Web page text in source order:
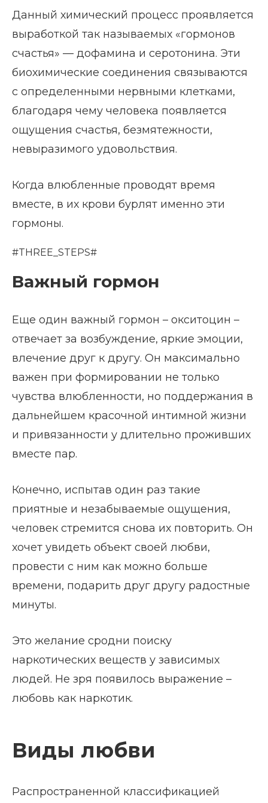
Данный химический процесс проявляется
выработкой так называемых «гормонов
счастья» — дофамина и серотонина. Эти
биохимические соединения связываются
с определенными нервными клетками,
благодаря чему человека появляется
ощущения счастья, безмятежности,
невыразимого удовольствия.
Когда влюбленные проводят время
вместе, в их крови бурлят именно эти
гормоны.
#THREE_STEPS#
Важный гормон
Еще один важный гормон – окситоцин –
отвечает за возбуждение, яркие эмоции,
влечение друг к другу. Он максимально
важен при формировании не только
чувства влюбленности, но поддержания в
дальнейшем красочной интимной жизни
и привязанности у длительно проживших
вместе пар.
Конечно, испытав один раз такие
приятные и незабываемые ощущения,
человек стремится снова их повторить. Он
хочет увидеть объект своей любви,
провести с ним как можно больше
времени, подарить друг другу радостные
минуты.
Это желание сродни поиску
наркотических веществ у зависимых
людей. Не зря появилось выражение –
любовь как наркотик.
Виды любви
Распространенной классификацией